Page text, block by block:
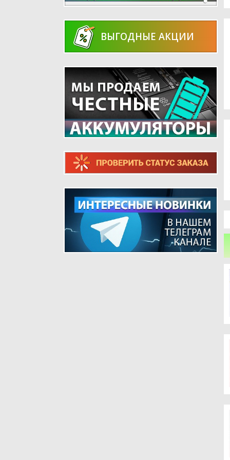
ВЫГОДНЫЕ АКЦИИ